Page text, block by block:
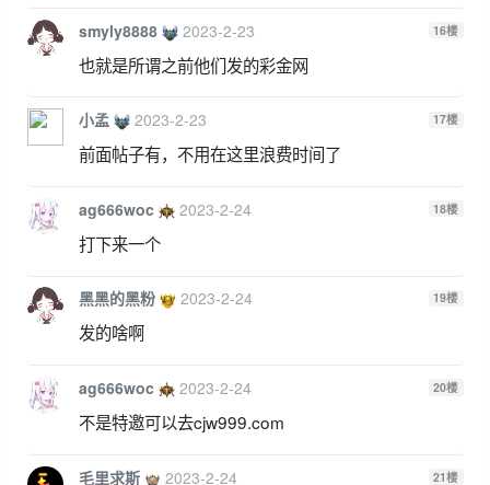
smyly8888 2023-2-23 16楼
也就是所谓之前他们发的彩金网
小孟 2023-2-23 17楼
前面帖子有，不用在这里浪费时间了
ag666woc 2023-2-24 18楼
打下来一个
黑黑的黑粉 2023-2-24 19楼
发的啥啊
ag666woc 2023-2-24 20楼
不是特邀可以去cjw999.com
毛里求斯 2023-2-24 21楼